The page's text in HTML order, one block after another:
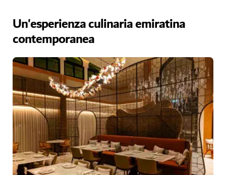
Un'esperienza culinaria emiratina
contemporanea